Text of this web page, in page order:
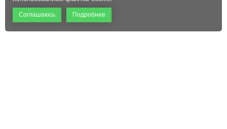
Соглашаюсь Подробнее